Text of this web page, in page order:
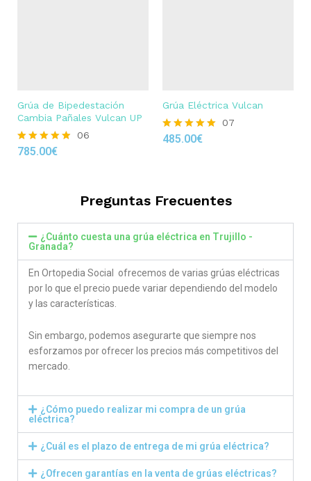
Grúa de Bipedestación
Cambia Pañales Vulcan UP
Rated
06
785.00€
Grúa Eléctrica Vulcan
Rated
07
485.00€
Preguntas Frecuentes
¿Cuánto cuesta una grúa eléctrica en Trujillo -
Granada?
En Ortopedia Social ofrecemos de varias grúas eléctricas
por lo que el precio puede variar dependiendo del modelo
y las características.
Sin embargo, podemos asegurarte que siempre nos
esforzamos por ofrecer los precios más competitivos del
mercado.
¿Cómo puedo realizar mi compra de un grúa
eléctrica?
¿Cuál es el plazo de entrega de mi grúa eléctrica?
¿Ofrecen garantías en la venta de grúas eléctricas?